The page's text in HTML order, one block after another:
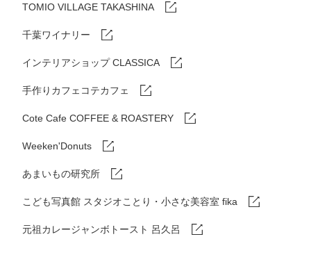
TOMIO VILLAGE TAKASHINA
千葉ワイナリー
インテリアショップ CLASSICA
手作りカフェコテカフェ
Cote Cafe COFFEE & ROASTERY
Weeken'Donuts
あまいもの研究所
こども写真館 スタジオことり・小さな美容室 fika
元祖カレージャンボトースト 呂久呂